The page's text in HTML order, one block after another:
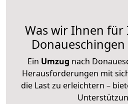
Was wir Ihnen für
Ein Umzug nach
Herausforderungen mit
die Last zu erleichtern –